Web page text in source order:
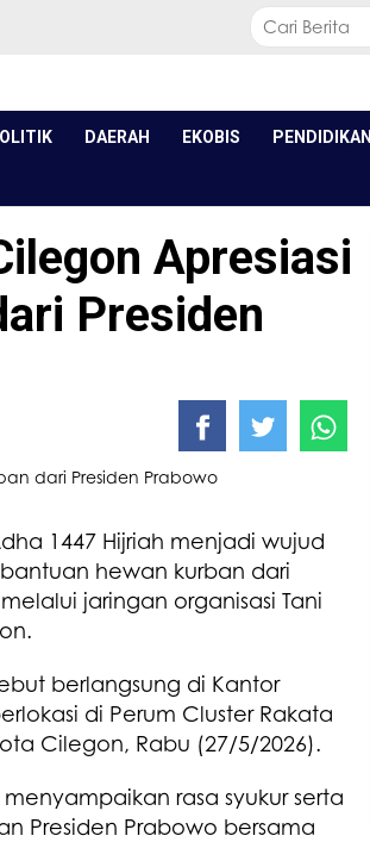
DAERAH EKOBIS PENDIDIKAN
Apresiasi
Presiden
1447 Hijriah menjadi wujud
hewan kurban dari
jaringan organisasi Tani
berlangsung di Kantor
di Perum Cluster Rakata
Cilegon, Rabu (27/5/2026).
rasa syukur serta
Presiden Prabowo bersama